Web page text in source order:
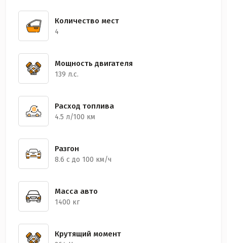
Количество мест
4
Мощность двигателя
139 л.с.
Расход топлива
4.5 л/100 км
Разгон
8.6 с до 100 км/ч
Масса авто
1400 кг
Крутящий момент